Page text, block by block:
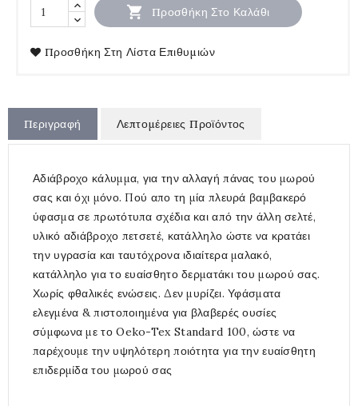
 Προσθήκη Στο Καλάθι
Προσθήκη Στη Λίστα Επιθυμιών
Περιγραφή Λεπτομέρειες Προϊόντος
Αδιάβροχο κάλυμμα, για την αλλαγή πάνας του μωρού
σας και όχι μόνο. Πού απο τη μία πλευρά βαμβακερό
ύφασμα σε πρωτότυπα σχέδια και από την άλλη σελτέ,
υλικό αδιάβροχο πετσετέ, κατάλληλο ώστε να κρατάει
την υγρασία και ταυτόχρονα ιδιαίτερα μαλακό,
κατάλληλο για το ευαίσθητο δερματάκι του μωρού σας.
Χωρίς φθαλικές ενώσεις. Δεν μυρίζει. Υφάσματα
ελεγμένα & πιστοποιημένα για βλαβερές ουσίες
σύμφωνα με το Oeko-Tex Standard 100, ώστε να
παρέχουμε την υψηλότερη ποιότητα για την ευαίσθητη
επιδερμίδα του μωρού σας